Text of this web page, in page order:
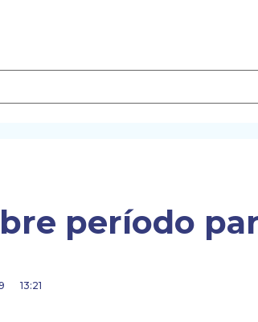
período
13:21